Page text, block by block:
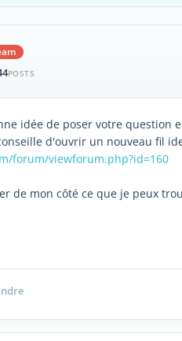
POSTS
idée de poser votre question
d'ouvrir un nouveau fil
forum/viewforum.php?id=160
de mon côté ce que je peux